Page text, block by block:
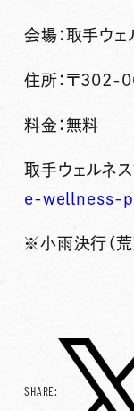
会場：取手ウ
住所：〒
料金：無料
取手ウェルネス
e-wellness-
※小雨決行（荒
SHARE: